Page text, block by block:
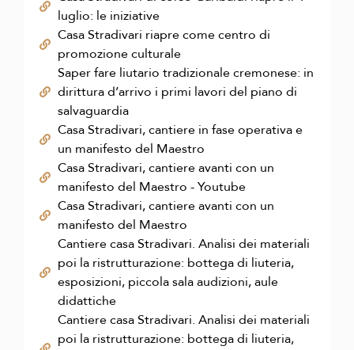
luglio: le iniziative
Casa Stradivari riapre come centro di
promozione culturale
Saper fare liutario tradizionale cremonese: in
dirittura d’arrivo i primi lavori del piano di
salvaguardia
Casa Stradivari, cantiere in fase operativa e
un manifesto del Maestro
Casa Stradivari, cantiere avanti con un
manifesto del Maestro - Youtube
Casa Stradivari, cantiere avanti con un
manifesto del Maestro
Cantiere casa Stradivari. Analisi dei materiali
poi la ristrutturazione: bottega di liuteria,
esposizioni, piccola sala audizioni, aule
didattiche
Cantiere casa Stradivari. Analisi dei materiali
poi la ristrutturazione: bottega di liuteria,